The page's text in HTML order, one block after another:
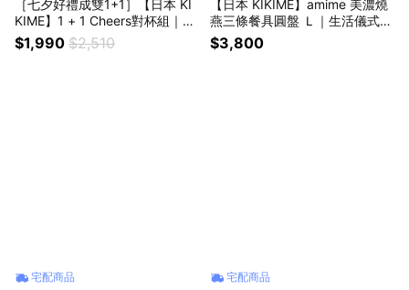
［七夕好禮成雙1+1］【日本 KI
KIME】1 + 1 Cheers對杯組｜父
親節禮物、七夕情人節質感送禮
首選、居家生活好物
$1,990 $2,510
【日本 KIKIME】amime 美濃燒
燕三條餐具圓盤 Ｌ｜生活儀式感
｜生日禮物、母親節禮物、日本
職人手作食器、炸物盤、質感餐
$3,800
宅配商品 宅配商品